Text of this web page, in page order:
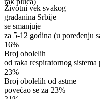
Životni vek svakog
građanina Srbije
se smanjuje
za 5-12 godina (u poređenju
16%
Broj obolelih
od raka respiratornog sistema
23%
Broj obolelih od astme
povećao se za 23%